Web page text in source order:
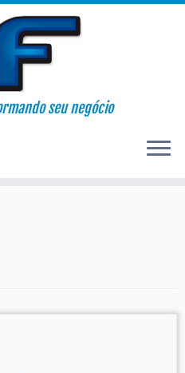
seu negócio